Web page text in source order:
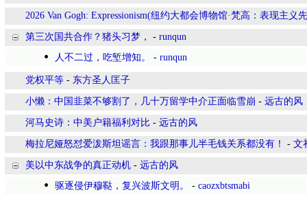
2026 Van Gogh: Expressionism(纽约大都会博物馆·梵高：表现主义
第三次国共合作？猪头习梦， - runqun
人不二过，吃堑增知。
- runqun
党权平等 - 东方圣人匡子
小懒：中国韭菜不够割了，几十万留学中介正面临雪崩 - 远古的风
河马史诗：中美户籍福利对比 - 远古的风
梅拉尼娅怒怼爱泼斯坦谣言：我跟那事儿半毛钱关系都没有！ - 文
美以中东战争的真正动机 - 远古的风
驱逐侵伊穆鞑，复兴波斯文明。
- caozxbtsmabi